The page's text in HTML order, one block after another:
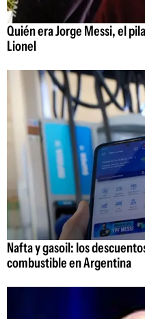
Quién era Jorge Messi, el
Lionel
Nafta y gasoil: los
combustible en Argentina